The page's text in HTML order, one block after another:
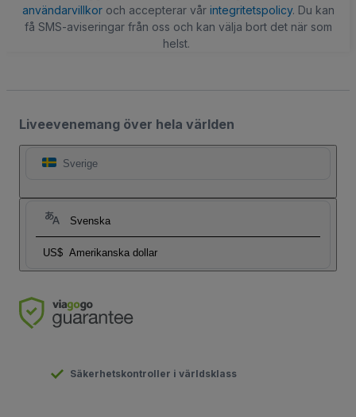
användarvillkoroch accepterar vår integritetspolicy. Du kan
få SMS-aviseringar från oss och kan välja bort det när som
helst.
Liveevenemang över hela världen
Sverige
Svenska
US$ Amerikanska dollar
Säkerhetskontroller i världsklass